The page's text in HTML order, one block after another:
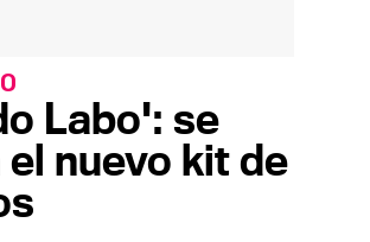
Labo': se
nuevo kit de